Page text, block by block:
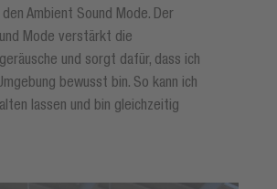
Ambient Sound Mode. Der
Mode verstärkt die
und sorgt dafür, dass ich
bewusst bin. So kann ich
lassen und bin gleichzeitig